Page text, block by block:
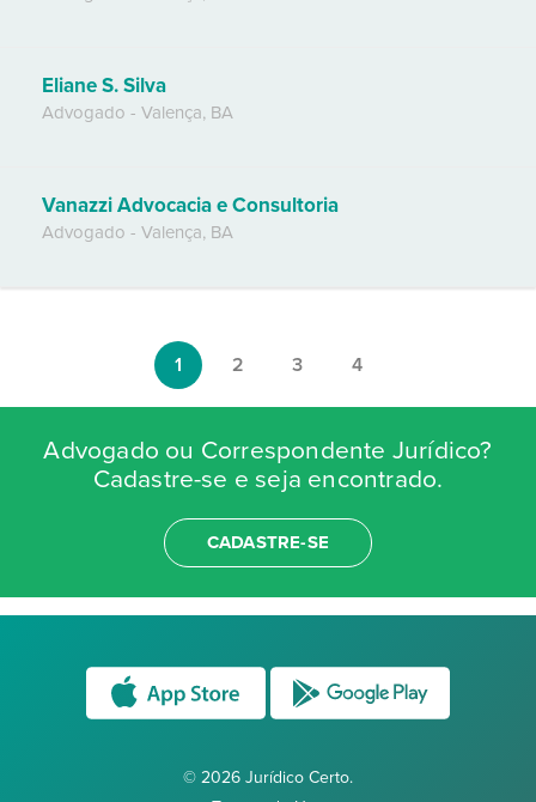
Eliane S. Silva
Advogado - Valença, BA
Vanazzi Advocacia e Consultoria
Advogado - Valença, BA
1 2 3 4
Advogado ou Correspondente Jurídico?
Cadastre-se e seja encontrado.
CADASTRE-SE
© 2026 Jurídico Certo.